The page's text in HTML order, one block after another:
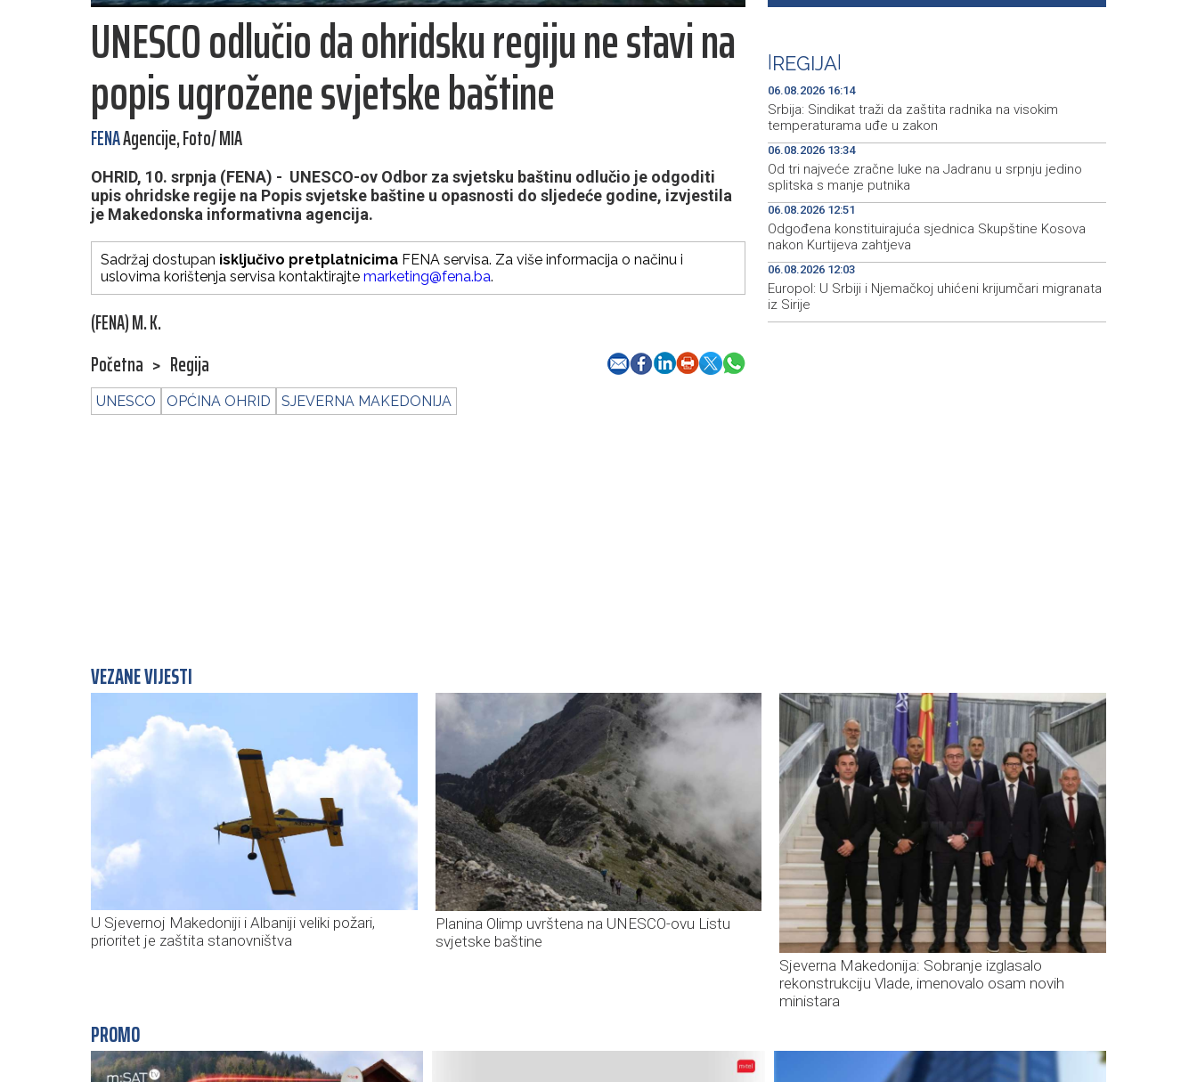
UNESCO odlučio da ohridsku regiju ne stavi na
popis ugrožene svjetske baštine
FENAAgencije, Foto/ MIA
OHRID, 10. srpnja (FENA) - UNESCO-ov Odbor za svjetsku baštinu odlučio je odgoditi
upis ohridske regije na Popis svjetske baštine u opasnosti do sljedeće godine, izvjestila
je Makedonska informativna agencija.
Sadržaj dostupan isključivo pretplatnicima FENA servisa. Za više informacija o načinu i
uslovima korištenja servisa kontaktirajte marketing@fena.ba.
(FENA) M. K.
Početna > Regija
UNESCO OPĆINA OHRID SJEVERNA MAKEDONIJA
19:27
Grad Novi Travnik prvi put izravno dobio sredstva
Europske unije
REGIJA
06.08.2026 16:14
Srbija: Sindikat traži da zaštita radnika na visokim
temperaturama uđe u zakon
06.08.2026 13:34
Od tri najveće zračne luke na Jadranu u srpnju jedino
splitska s manje putnika
06.08.2026 12:51
Odgođena konstituirajuća sjednica Skupštine Kosova
nakon Kurtijeva zahtjeva
06.08.2026 12:03
Europol: U Srbiji i Njemačkoj uhićeni krijumčari migranata
iz Sirije
VEZANE VIJESTI
U Sjevernoj Makedoniji i Albaniji veliki požari,
prioritet je zaštita stanovništva
Planina Olimp uvrštena na UNESCO-ovu Listu
svjetske baštine
Sjeverna Makedonija: Sobranje izglasalo
rekonstrukciju Vlade, imenovalo osam novih
ministara
PROMO